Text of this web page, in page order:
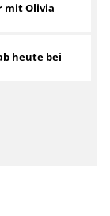
mit Olivia
heute bei